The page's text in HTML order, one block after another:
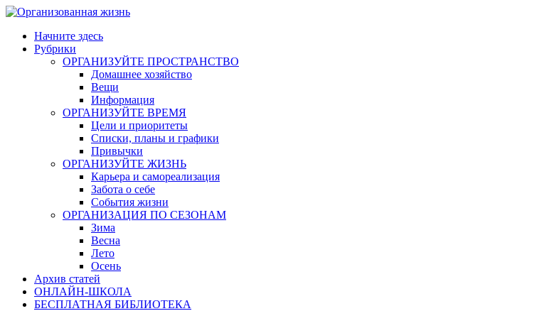
Skip
contentНачните здесь
Рубрики
ОРГАНИЗУЙТЕ ПРОСТРАНСТВО
Домашнее хозяйство
Вещи
Информация
ОРГАНИЗУЙТЕ ВРЕМЯ
Цели и приоритеты
Списки, планы и графики
Привычки
ОРГАНИЗУЙТЕ ЖИЗНЬ
Карьера и самореализация
Забота о себе
События жизни
ОРГАНИЗАЦИЯ ПО СЕЗОНАМ
Зима
Весна
Лето
Осень
Архив статей
ОНЛАЙН-ШКОЛА
БЕСПЛАТНАЯ БИБЛИОТЕКА